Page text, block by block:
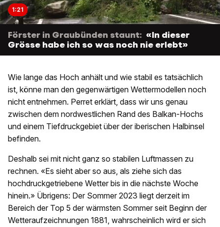
1:21
Förster in Graubünden staunt: «In dieser
Grösse habe ich so was noch nie erlebt»
Wie lange das Hoch anhält und wie stabil es tatsächlich
ist, könne man den gegenwärtigen Wettermodellen noch
nicht entnehmen. Perret erklärt, dass wir uns genau
zwischen dem nordwestlichen Rand des Balkan-Hochs
und einem Tiefdruckgebiet über der iberischen Halbinsel
befinden.
Deshalb sei mit nicht ganz so stabilen Luftmassen zu
rechnen. «Es sieht aber so aus, als ziehe sich das
hochdruckgetriebene Wetter bis in die nächste Woche
hinein.» Übrigens: Der Sommer 2023 liegt derzeit im
Bereich der Top 5 der wärmsten Sommer seit Beginn der
Wetteraufzeichnungen 1881, wahrscheinlich wird er sich